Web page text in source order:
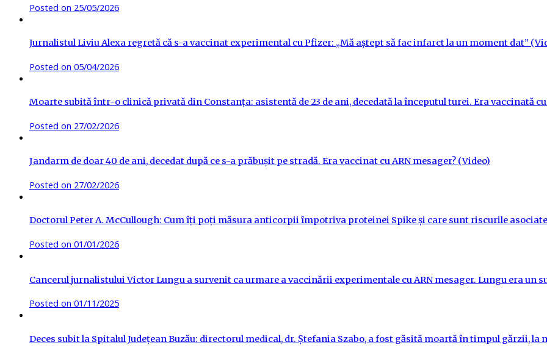
Posted on 25/05/2026
Jurnalistul Liviu Alexa regretă că s-a vaccinat experimental cu Pfizer: „Mă aștept să fac infarct la un moment dat”
Posted on 05/04/2026
Moarte subită într-o clinică privată din Constanța: asistentă de 23 de ani, decedată la începutul turei. Era vaccinată cu
Posted on 27/02/2026
Jandarm de doar 40 de ani, decedat după ce s-a prăbușit pe stradă. Era vaccinat cu ARN mesager? (Video)
Posted on 27/02/2026
Doctorul Peter A. McCullough: Cum îți poți măsura anticorpii împotriva proteinei Spike și care sunt riscurile
Posted on 01/01/2026
Cancerul jurnalistului Victor Lungu a survenit ca urmare a vaccinării experimentale cu ARN mesager. Lungu era un
Posted on 01/11/2025
Deces subit la Spitalul Județean Buzău: directorul medical, dr. Ștefania Szabo, a fost găsită moartă în timpul gărzii, la